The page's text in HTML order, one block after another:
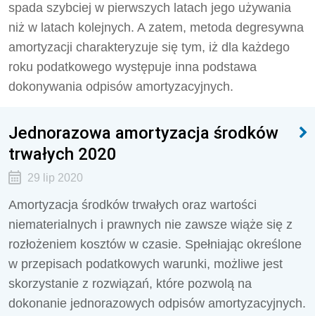
spada szybciej w pierwszych latach jego używania
niż w latach kolejnych. A zatem, metoda degresywna
amortyzacji charakteryzuje się tym, iż dla każdego
roku podatkowego występuje inna podstawa
dokonywania odpisów amortyzacyjnych.
Jednorazowa amortyzacja środków
trwałych 2020
29 lip 2020
Amortyzacja środków trwałych oraz wartości
niematerialnych i prawnych nie zawsze wiąże się z
rozłożeniem kosztów w czasie. Spełniając określone
w przepisach podatkowych warunki, możliwe jest
skorzystanie z rozwiązań, które pozwolą na
dokonanie jednorazowych odpisów amortyzacyjnych.